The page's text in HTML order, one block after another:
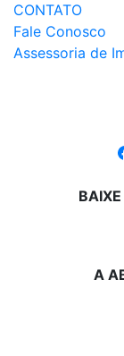
CONTATO
Fale Conosco
Assessoria de
A